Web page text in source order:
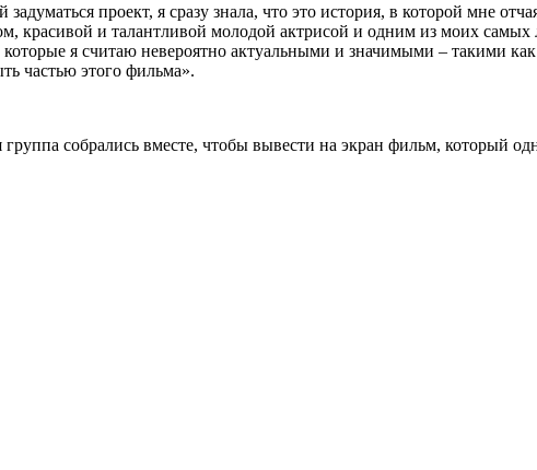
проект, я сразу знала, что это история, в которой мне
красивой и талантливой молодой актрисой и одним из моих
я считаю невероятно актуальными и значимыми – такими как
частью этого фильма».
собрались вместе, чтобы вывести на экран фильм, который